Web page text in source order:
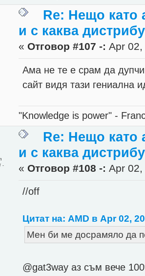
Re: Нещо като
и с каква
« Отговор #107 -: Apr
Ама не те е срам да
сайт видя тази гениална
"Knowledge is power" -
-
Re: Нещо като
и с каква
« Отговор #108 -: Apr
//off
Цитат на: AMD в Apr 02,
Мен би ме досрамяло да
@gat3way аз съм вече